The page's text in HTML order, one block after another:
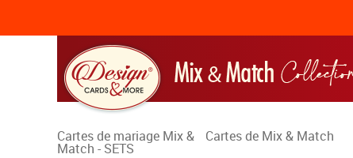
Cartes de mariage Mix &
Match - SETS
Cartes de Mix & Match